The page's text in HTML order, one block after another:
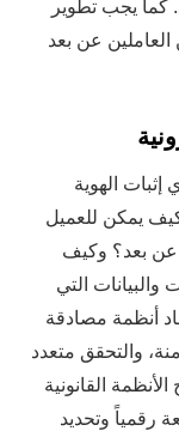
كما يجب تطوير
عن بعد
الهوية
كيف يمكن للعميل
عن بعد؟ وكيف
التي
أنظمة مصادقة
والتحقق متعدد
القانونية
رقمياً وتحديد